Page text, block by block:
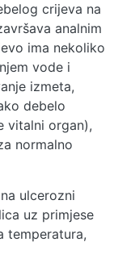
crijeva na
analnim
ima nekoliko
vode i
izmeta,
debelo
vitalni organ),
normalno
ulcerozni
uz primjese
temperatura,